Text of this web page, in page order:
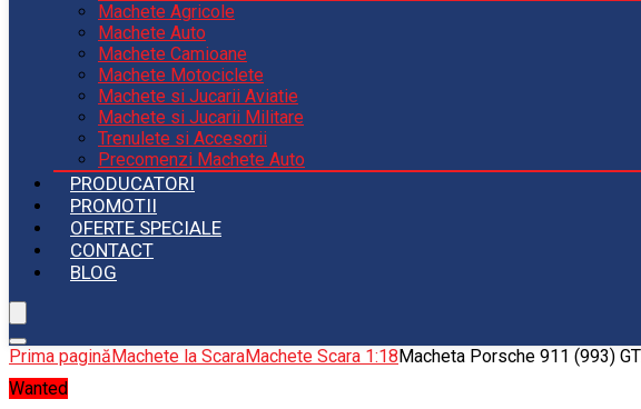
Machete Agricole
Machete Auto
Machete Camioane
Machete Motociclete
Machete si Jucarii Aviatie
Machete si Jucarii Militare
Trenulete si Accesorii
Precomenzi Machete Auto
PRODUCATORI
PROMOTII
OFERTE SPECIALE
CONTACT
BLOG
Prima paginăMachete la ScaraMachete Scara 1:18Macheta Porsche 911 (993)
Wanted